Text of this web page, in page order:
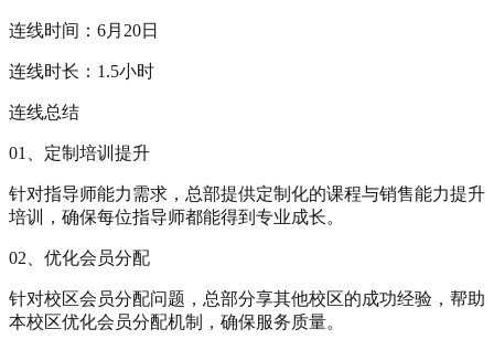
连线时间：6月20日
连线时长：1.5小时
连线总结
01、定制培训提升
针对指导师能力需求，总部提供定制化的课程与销售能力提升
培训，确保每位指导师都能得到专业成长。
02、优化会员分配
针对校区会员分配问题，总部分享其他校区的成功经验，帮助
本校区优化会员分配机制，确保服务质量。